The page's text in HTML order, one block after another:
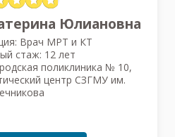
Юлиановна
Врач МРТ и КТ
стаж: 12 лет
поликлиника № 10,
центр СЗГМУ им.